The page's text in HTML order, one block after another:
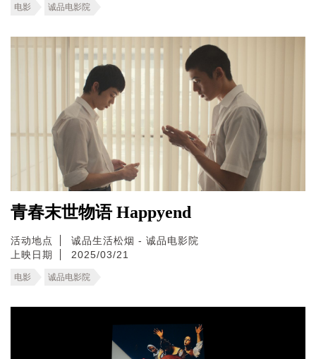
电影 诚品电影院
青春末世物语 Happyend
活动地点
诚品生活松烟 - 诚品电影院
上映日期
2025/03/21
电影 诚品电影院